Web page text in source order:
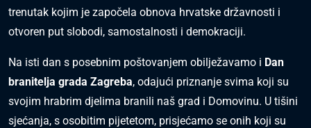
trenutak kojim je započela obnova hrvatske državnosti i
otvoren put slobodi, samostalnosti i demokraciji.
Na isti dan s posebnim poštovanjem obilježavamo i Dan
branitelja grada Zagreba, odajući priznanje svima koji su
svojim hrabrim djelima branili naš grad i Domovinu. U tišini
sjećanja, s osobitim pijetetom, prisjećamo se onih koji su